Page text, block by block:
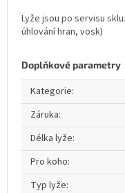
Lyže jsou po servisu
úhlování hran, vosk)
Doplňkové parametry
Kategorie:
Záruka:
Délka lyže:
Pro koho:
Typ lyže: